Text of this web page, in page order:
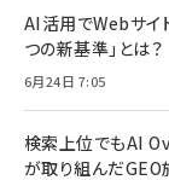
AI活用でWebサイ
つの新基準」とは？
6月24日 7:05
検索上位でもAI
が取り組んだGEO